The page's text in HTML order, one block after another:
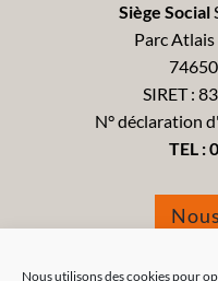
Nous utilisons des cookies pour
Siège Social
Parc
SIRET :
N° déclaration
TEL :